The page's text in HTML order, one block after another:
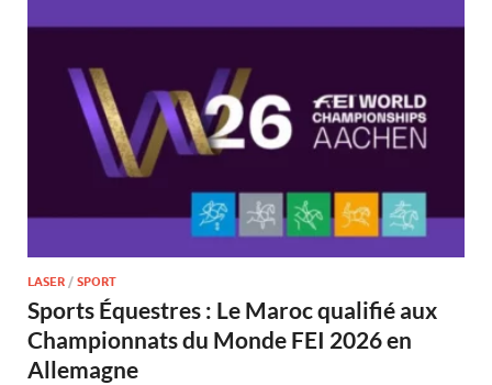
LASER / SPORT
Sports Équestres : Le Maroc qualifié aux
Championnats du Monde FEI 2026 en
Allemagne